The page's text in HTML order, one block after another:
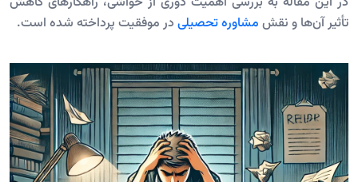
تأثیر آن‌ها و نقش مشاوره تحصیلی در موفقیت پرداخته شده است.